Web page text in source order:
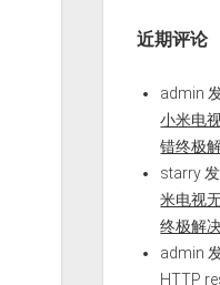
近期评论
admin
小米电
错终极
starry
米电视
终极解
admin
HTTP